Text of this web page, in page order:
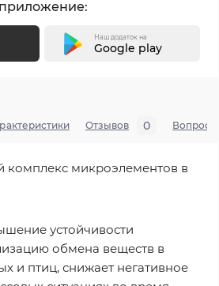
Наш додаток на
Google play
Отзывов 0 Вопросы
комплекс микроэлементов в
устойчивости
обмена веществ в
и птиц, снижает негативное